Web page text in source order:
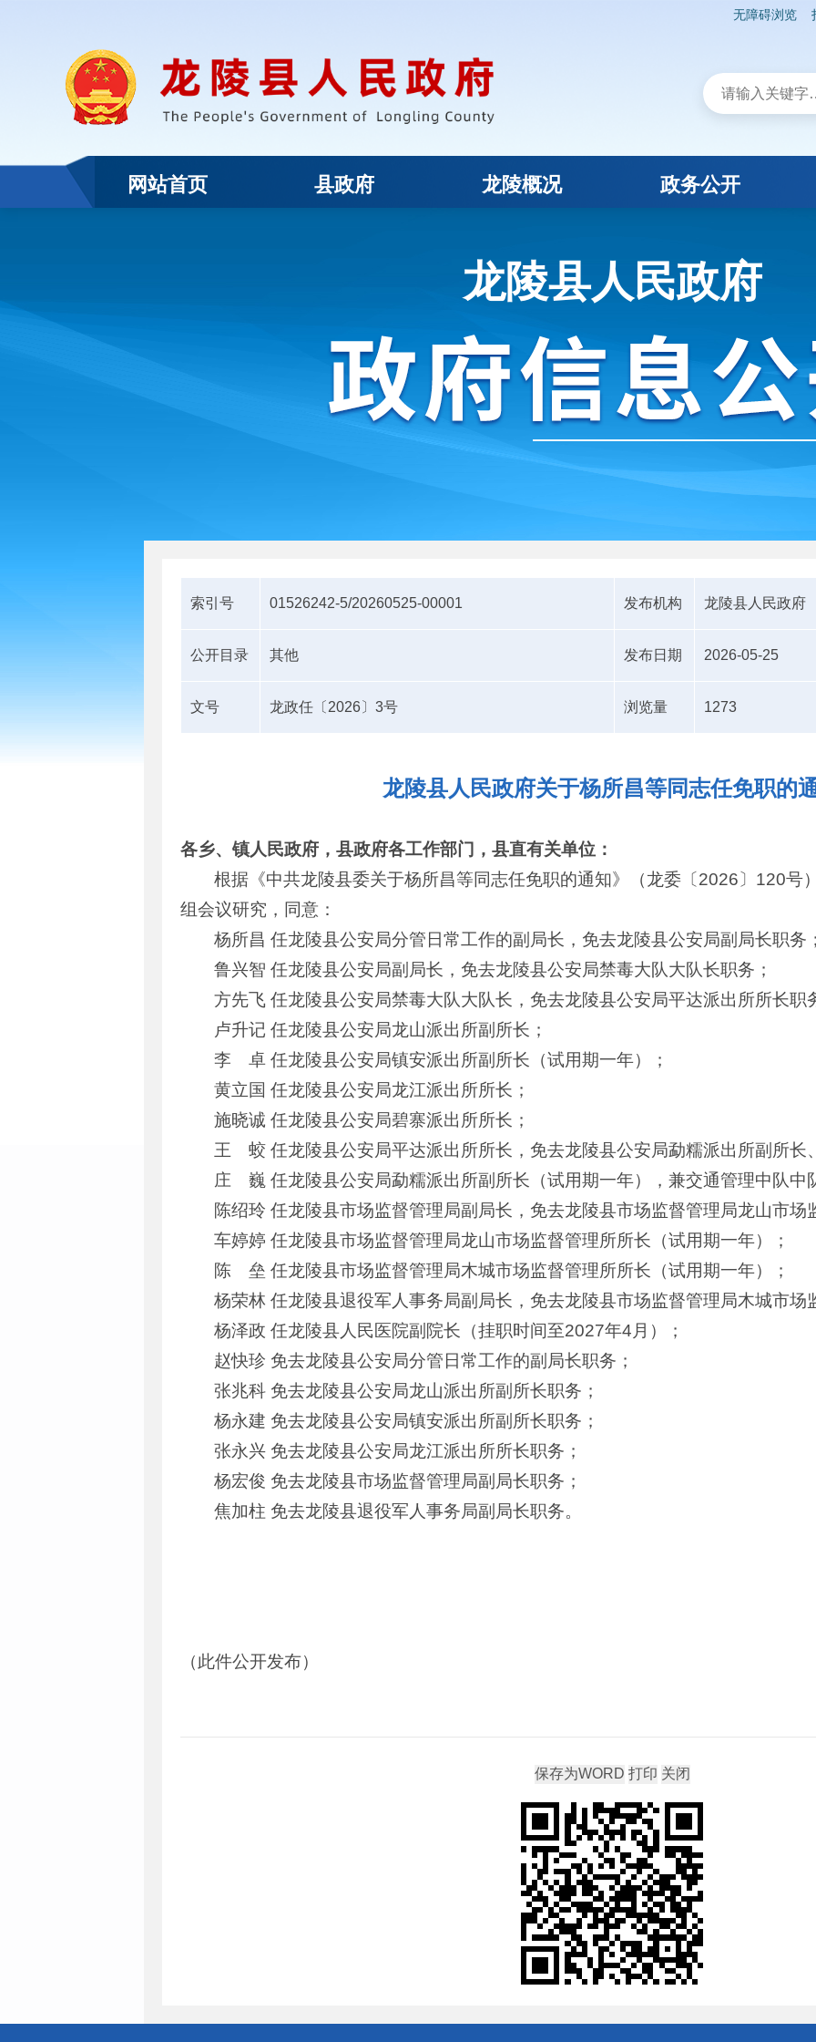
无障碍浏览
网站首页 县政府 龙陵概况 政务公开
龙陵县人民政府
索引号 01526242-5/20260525-00001 发布机构 龙陵县人民政府
公开目录 其他 发布日期 2026-05-25
文号 龙政任〔2026〕3号 浏览量 1273
龙陵县人民政府关于杨所昌等同志任免职的
各乡、镇人民政府，县政府各工作部门，县直有关单位：
根据《中共龙陵县委关于杨所昌等同志任免职的通知》（龙委〔2026〕120号
组会议研究，同意：
杨所昌 任龙陵县公安局分管日常工作的副局长，免去龙陵县公安局副局长职务
鲁兴智 任龙陵县公安局副局长，免去龙陵县公安局禁毒大队大队长职务；
方先飞 任龙陵县公安局禁毒大队大队长，免去龙陵县公安局平达派出所所长职
卢升记 任龙陵县公安局龙山派出所副所长；
李 卓 任龙陵县公安局镇安派出所副所长（试用期一年）；
黄立国 任龙陵县公安局龙江派出所所长；
施晓诚 任龙陵县公安局碧寨派出所所长；
王 蛟 任龙陵县公安局平达派出所所长，免去龙陵县公安局勐糯派出所副所长
庄 巍 任龙陵县公安局勐糯派出所副所长（试用期一年），兼交通管理中队中
陈绍玲 任龙陵县市场监督管理局副局长，免去龙陵县市场监督管理局龙山市场
车婷婷 任龙陵县市场监督管理局龙山市场监督管理所所长（试用期一年）；
陈 垒 任龙陵县市场监督管理局木城市场监督管理所所长（试用期一年）；
杨荣林 任龙陵县退役军人事务局副局长，免去龙陵县市场监督管理局木城市场
杨泽政 任龙陵县人民医院副院长（挂职时间至2027年4月）；
赵快珍 免去龙陵县公安局分管日常工作的副局长职务；
张兆科 免去龙陵县公安局龙山派出所副所长职务；
杨永建 免去龙陵县公安局镇安派出所副所长职务；
张永兴 免去龙陵县公安局龙江派出所所长职务；
杨宏俊 免去龙陵县市场监督管理局副局长职务；
焦加柱 免去龙陵县退役军人事务局副局长职务。
（此件公开发布）